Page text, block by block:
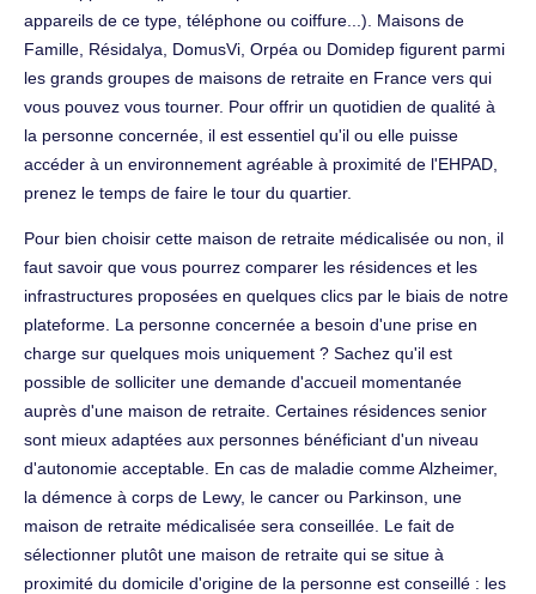
appareils de ce type, téléphone ou coiffure...). Maisons de
Famille, Résidalya, DomusVi, Orpéa ou Domidep figurent parmi
les grands groupes de maisons de retraite en France vers qui
vous pouvez vous tourner. Pour offrir un quotidien de qualité à
la personne concernée, il est essentiel qu'il ou elle puisse
accéder à un environnement agréable à proximité de l'EHPAD,
prenez le temps de faire le tour du quartier.
Pour bien choisir cette maison de retraite médicalisée ou non, il
faut savoir que vous pourrez comparer les résidences et les
infrastructures proposées en quelques clics par le biais de notre
plateforme. La personne concernée a besoin d'une prise en
charge sur quelques mois uniquement ? Sachez qu'il est
possible de solliciter une demande d'accueil momentanée
auprès d'une maison de retraite. Certaines résidences senior
sont mieux adaptées aux personnes bénéficiant d'un niveau
d'autonomie acceptable. En cas de maladie comme Alzheimer,
la démence à corps de Lewy, le cancer ou Parkinson, une
maison de retraite médicalisée sera conseillée. Le fait de
sélectionner plutôt une maison de retraite qui se situe à
proximité du domicile d'origine de la personne est conseillé : les